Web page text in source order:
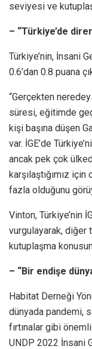
seviyesi ve
– “Türkiye’de
Türkiye’nin, İnsani
0.6’dan 0.8 puana
“Gerçekten
süresi, eğitimde
kişi başına düşen
var. İGE’de
ancak pek çok
karşılaştığımız
fazla olduğunu
Vinton, Türkiye’nin
vurgulayarak,
kutuplaşma
– “Bir endişe
Habitat Derneği
dünyada pandemi,
fırtınalar gibi
UNDP 2022 İnsani